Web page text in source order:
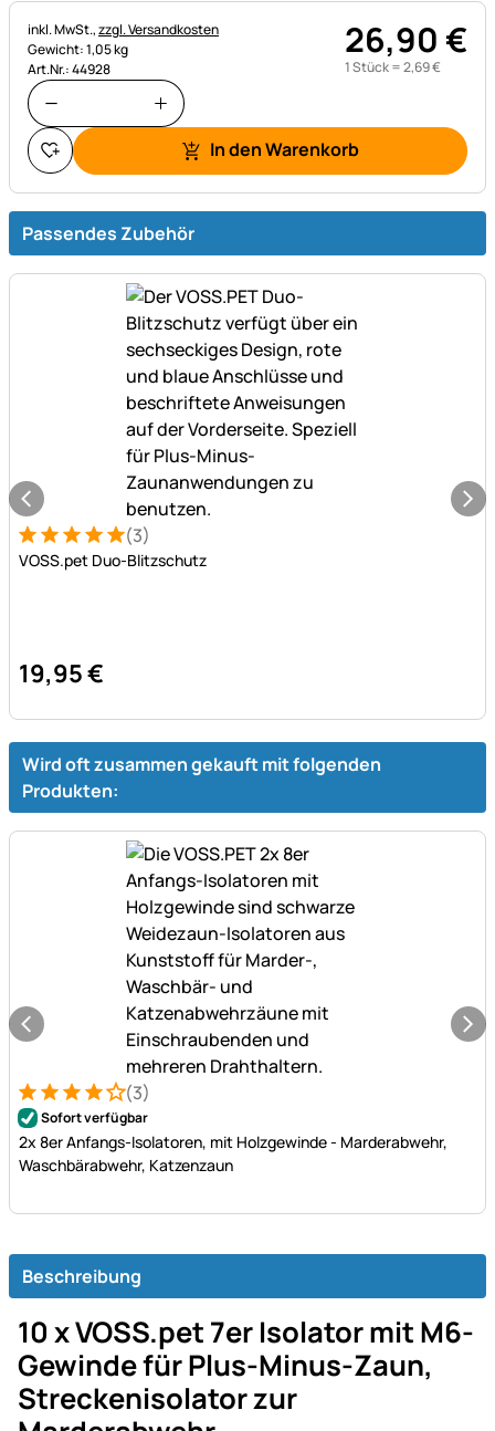
Steuerhinweis:
inkl. MwSt.,zzgl. Versandkosten
Gewicht: 1,05 kg
Art.Nr.: 44928
26,90€
1 Stück =2,69€
In den Warenkorb
Passendes Zubehör
Bewertung: 5 von 5 (3 Bewertungen)
3 Bewertungen
(3)
VOSS.pet Duo-Blitzschutz
19,95€
Wird oft zusammen gekauft mit folgenden
Produkten:
Bewertung: 4 von 5 (3 Bewertungen)
3 Bewertungen
(3)
Sofort verfügbar
2x 8er Anfangs-Isolatoren, mit Holzgewinde - Marderabwehr,
Waschbärabwehr, Katzenzaun
Beschreibung
10 x VOSS.pet 7er Isolator mit M6-
Gewinde für Plus-Minus-Zaun,
Streckenisolator zur